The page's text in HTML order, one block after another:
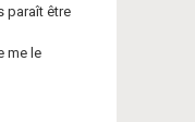
paraît être
me le